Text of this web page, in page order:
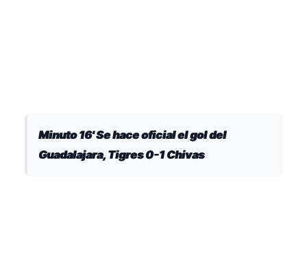
Minuto 16' Se hace oficial el gol del
Guadalajara, Tigres 0-1 Chivas